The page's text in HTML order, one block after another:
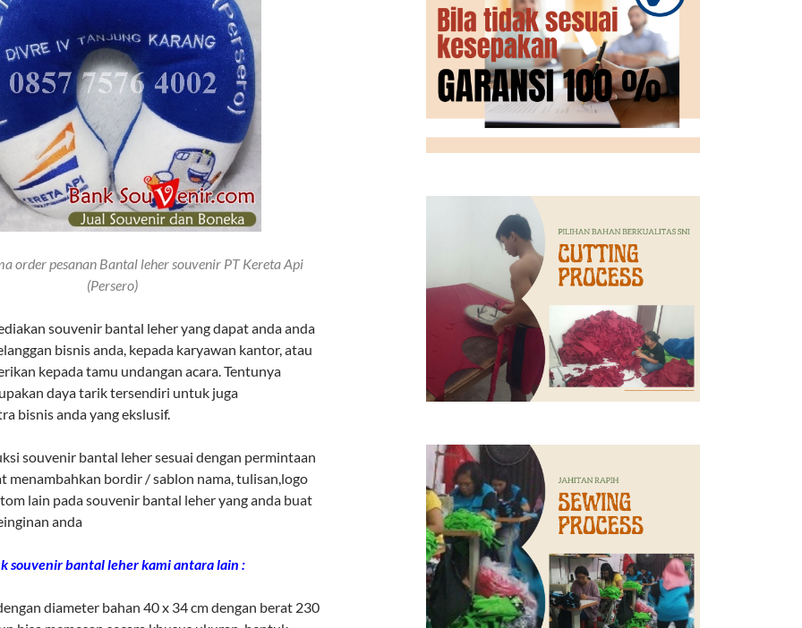
order pesanan Bantal leher souvenir PT Kereta Api
(Persero)
souvenir bantal leher yang dapat anda anda
bisnis anda, kepada karyawan kantor, atau
kepada tamu undangan acara. Tentunya
daya tarik tersendiri untuk juga
bisnis anda yang ekslusif.
souvenir bantal leher sesuai dengan permintaan
menambahkan bordir / sablon nama, tulisan,logo
lain pada souvenir bantal leher yang anda buat
anda
souvenir bantal leher kami antara lain :
diameter bahan 40 x 34 cm dengan berat 230